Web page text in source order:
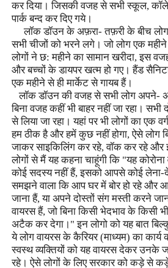
कर दिया। जिसकी वजह से सभी स्कूल,
पार्क बन्द कर दिए गये।
लॉक डॉउन के अफ़रा- तफ़री के बीच
सभी चीजों को भरने लगे। जो लोग एक
लोगों ने छ: महीने का सामान खरीदा,इस
और बच्चों के डायपर खत्म हो गए। हैंड
एक महीने से ही मार्केट से गायब हैं।
लॉक डॉउन की वजह से सभी लोग अपने-
बिना वजह कहीं भी बाहर नहीं जा रहा। सभी
से लिया जा रहा। यहां पर भी लोगों का एक
हम ठीक है और हमें कुछ नहीं होगा,ऐसे लोग
जाकर साइकिलिंग कर रहे,वॉक कर रहे और
लोगों से मैं यह कहना चाहूंगी कि "यह कोरोना
कोई सदस्य नहीं हैं,इसको आपसे कोई लेना-
समझने वाला कि आप घर में बोर हो रहे और
जाना हैं,या अपने दोस्तों संग मस्ती करने
वायरस हैं,जो बिना किसी भेदभाव के किसी
अटैक कर देगा।" इन लोगो को यह बात
ये लोग वायरस के कैरियर (माध्यम) का
स्वस्थ व्यक्तियों को यह वायरस देकर उनके
रहे। ऐसे लोगों के लिए सरकार को कड़े से कड़े